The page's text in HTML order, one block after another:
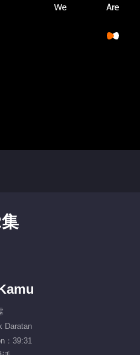
Daratan
：39:31